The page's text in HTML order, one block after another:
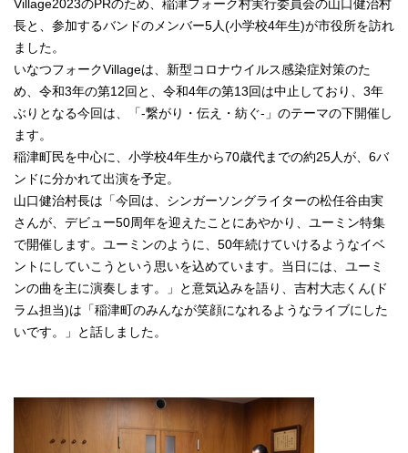
Village2023のPRのため、稲津フォーク村実行委員会の山口健治村
長と、参加するバンドのメンバー5人(小学校4年生)が市役所を訪れ
ました。
いなつフォークVillageは、新型コロナウイルス感染症対策のた
め、令和3年の第12回と、令和4年の第13回は中止しており、3年
ぶりとなる今回は、「-繋がり・伝え・紡ぐ-」のテーマの下開催し
ます。
稲津町民を中心に、小学校4年生から70歳代までの約25人が、6バ
ンドに分かれて出演を予定。
山口健治村長は「今回は、シンガーソングライターの松任谷由実
さんが、デビュー50周年を迎えたことにあやかり、ユーミン特集
で開催します。ユーミンのように、50年続けていけるようなイベ
ントにしていこうという思いを込めています。当日には、ユーミ
ンの曲を主に演奏します。」と意気込みを語り、吉村大志くん(ド
ラム担当)は「稲津町のみんなが笑顔になれるようなライブにした
いです。」と話しました。